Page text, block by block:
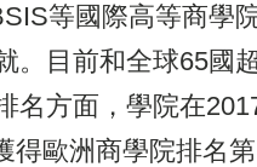
等國際高等商學
。目前和全球65國
名方面，學院在
得歐洲商學院排名